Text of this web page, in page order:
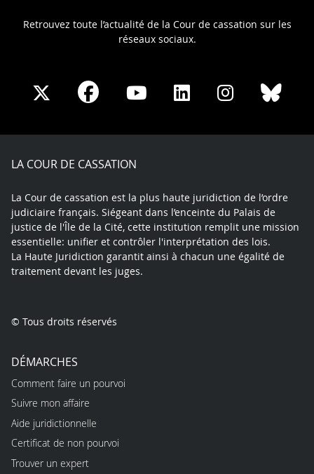
Retrouvez toute l’actualité de la Cour de cassation sur les
réseaux sociaux.
Share
X
Share
Facebook
Share
Youtube
Share
LinkedIn
Share
Instagram
LA COUR DE CASSATION
La Cour de cassation est la plus haute juridiction de l’ordre
judiciaire français. Siégeant dans l’enceinte du Palais de
justice de l'Île de la Cité, cette institution remplit une mission
essentielle: unifier et contrôler l'interprétation des lois.
La Haute Juridiction garantit ainsi à chacun une égalité de
traitement devant les juges.
© Tous droits réservés
DÉMARCHES
Comment faire un pourvoi
Suivre mon affaire
Aide juridictionnelle
Certificat de non pourvoi
Trouver un expert